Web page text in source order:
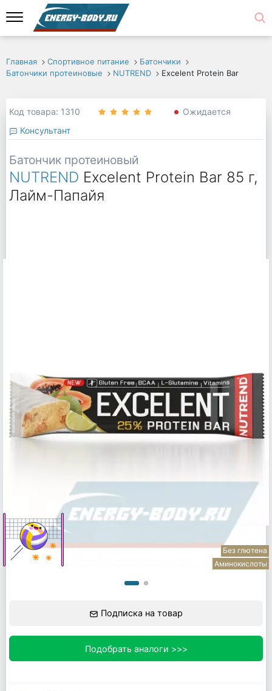
Главная Спортивное питание
Батончики
Батончики протеиновые
NUTREND Excelent Protein Bar
Код товара: 1310
Ожидается
Консультант
Батончик протеиновый
NUTREND Excelent Protein Bar 85 г,
Лайм-Папайя
Без глютена
Аминокислоты
Подписка на товар
Подобрать аналоги >>>